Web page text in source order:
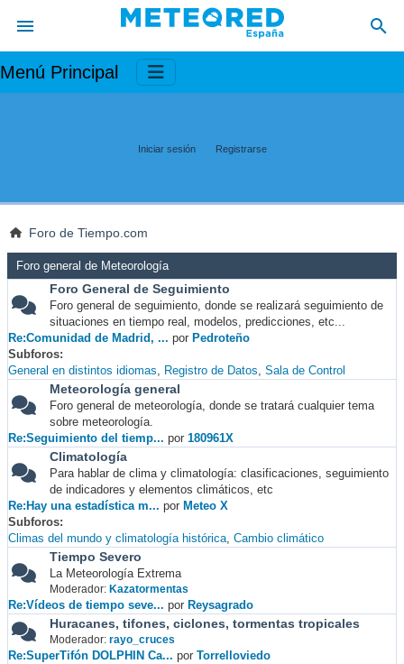
Menú Principal
Iniciar sesión Registrarse
Foro de Tiempo.com
Foro general de Meteorología
Foro General de Seguimiento
Foro general de seguimiento, donde se realizará seguimiento de
situaciones en tiempo real, modelos, predicciones, etc...
Re:Comunidad de Madrid, ... por Pedroteño
Subforos
General en distintos idiomas
Registro de Datos Sala de Control
Meteorología general
Foro general de meteorología, donde se tratará cualquier tema
sobre meteorología.
Re:Seguimiento del tiemp... por 180961X
Climatología
Para hablar de clima y climatología: clasificaciones, seguimiento
de indicadores y elementos climáticos, etc
Re:Hay una estadística m... por Meteo X
Subforos
Climas del mundo y climatología histórica Cambio climático
Tiempo Severo
La Meteorología Extrema
Moderador: Kazatormentas
Re:Vídeos de tiempo seve... por Reysagrado
Huracanes, tifones, ciclones, tormentas tropicales
Moderador: rayo_cruces
Re:SuperTifón DOLPHIN Ca... por Torrelloviedo